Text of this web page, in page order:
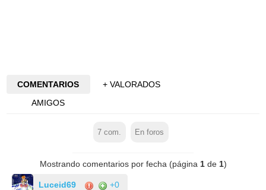
COMENTARIOS
+ VALORADOS
AMIGOS
7 com. En foros
Mostrando comentarios por fecha (página 1de 1)
Luceid69 +0